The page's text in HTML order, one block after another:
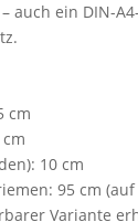
auch ein DIN-
cm
10 cm
95 cm
Variante